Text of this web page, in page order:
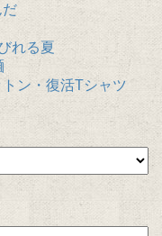
だ
れる夏
ン・復活Tシャツ